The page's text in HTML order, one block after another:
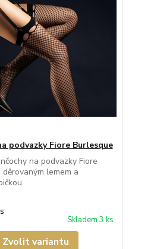
podvazky Fiore Burlesque
na podvazky Fiore
lemem a
Skladem 3 ks
Zvolit variantu